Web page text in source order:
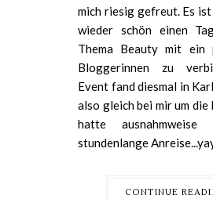
mich riesig gefreut. Es
wieder schön einen
Thema Beauty mit ein
Bloggerinnen zu
Event fand diesmal in
also gleich bei mir um die
hatte ausnahmweise
stundenlange
CONTINUE